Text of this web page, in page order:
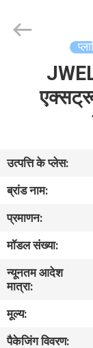
हमारे
बारे
में
कारखाना
भ्रमण
गुणवत्ता
ENVIRONMENTAL
TECHNOLOGY
उत्पत्ति के प्लेस:
ब्रांड नाम:
प्रमाणन:
मॉडल संख्या:
न्यूनतम आदेश
मात्रा:
मूल्य:
पैकेजिंग विवरण: